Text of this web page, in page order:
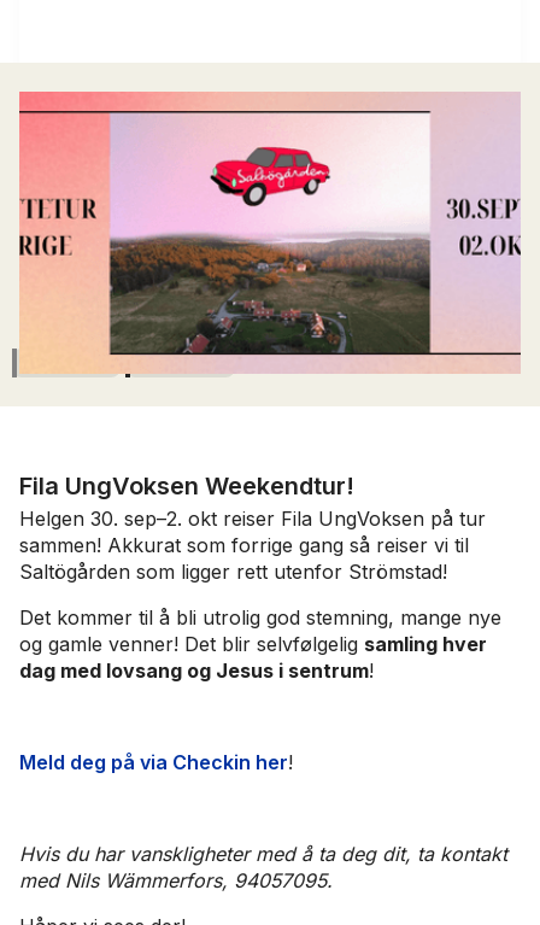
sep–2. okt. Bli med!
PUBLISERT
september 2022
Fila UngVoksen Weekendtur!
Helgen 30. sep–2. okt reiser Fila UngVoksen på tur
sammen! Akkurat som forrige gang så reiser vi til
Saltögården som ligger rett utenfor Strömstad!
Det kommer til å bli utrolig god stemning, mange nye
og gamle venner! Det blir selvfølgelig samling hver
dag med lovsang og Jesus i sentrum!
Meld deg på via Checkin her!
Hvis du har vanskligheter med å ta deg dit, ta kontakt
med Nils Wämmerfors, 94057095.